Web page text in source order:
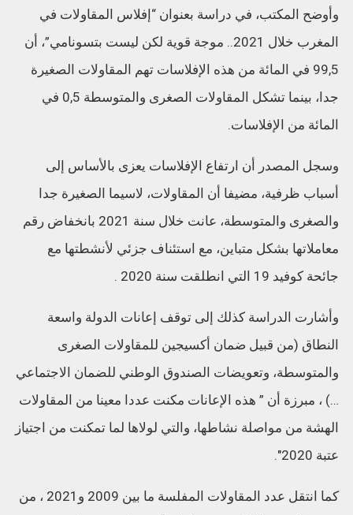
وأوضح المكتب، في دراسة بعنوان “إفلاس المقاولات في
المغرب خلال 2021.. موجة قوية لكن ليست بتسونامي”، أن
99,5 في المائة من هذه الإفلاسات تهم المقاولات الصغيرة
جدا، بينما تشكل المقاولات الصغرى والمتوسطة 0,5 في
المائة من الإفلاسات.
وسجل المصدر أن ارتفاع الإفلاسات يعزى بالأساس إلى
أسباب ظرفية، مضيفا أن المقاولات، لاسيما الصغيرة جدا
والصغرى والمتوسطة، عانت خلال سنة 2021 بانخفاض رقم
معاملاتها بشكل متباين، مع استئناف جزئي لأنشطتها مع
جائحة كوفيد 19 التي انطلقت سنة 2020 .
وأشارت الدراسة كذلك إلى توقف إعانات الدولة واسعة
النطاق (من قبيل ضمان أكسيجين للمقاولات الصغرى
والمتوسطة، وتعويضات الصندوق الوطني للضمان الاجتماعي
…) ، مبرزة أن ” هذه الإعانات مكنت عددا معينا من المقاولات
الهشة من مواصلة نشاطها، والتي لولاها لما تمكنت من اجتياز
عتبة 2020″.
كما انتقل عدد المقاولات المفلسة ما بين 2009 و2021 ، من